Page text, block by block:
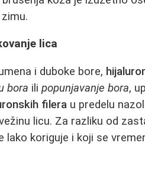
lica
i duboke bore,
bora ilipopunjavanje bora,
filera u predelu
licu. Za razliku od
lako koriguje i koji se